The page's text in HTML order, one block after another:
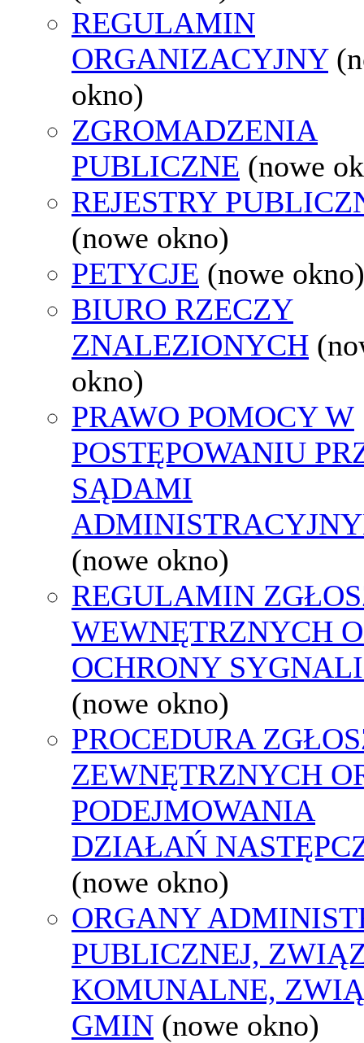
REGULAMIN
ORGANIZACYJNY
okno)
ZGROMADZENIA
PUBLICZNE (nowe
REJESTRY
(nowe okno)
PETYCJE (nowe okno)
BIURO RZECZY
ZNALEZIONYCH
okno)
PRAWO POMOCY W
POSTĘPOWANIU
SĄDAMI
(nowe okno)
REGULAMIN
WEWNĘTRZNYCH
OCHRONY
(nowe okno)
PROCEDURA
ZEWNĘTRZNYCH
PODEJMOWANIA
DZIAŁAŃ
(nowe okno)
ORGANY
PUBLICZNEJ,
KOMUNALNE,
GMIN (nowe okno)